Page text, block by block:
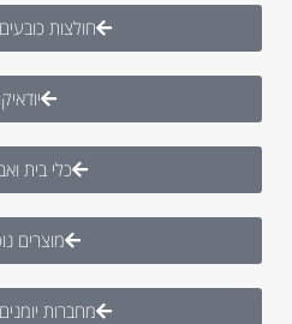
חולצות
כלי בית
מוצרים
מחברות